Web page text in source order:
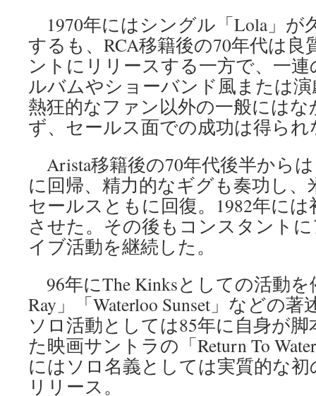
1970年にはシングル「Lola」が
するも、RCA移籍後の70年代は
ントにリリースする一方で、一
ルバムやショーバンド風または
熱狂的なファン以外の一般には
ず、セールス面での成功は得ら
Arista移籍後の70年代後半から
に回帰、精力的なギグも奏功し、
セールスともに回復。1982年に
させた。その後もコンスタント
イブ活動を継続した。
96年にThe Kinksとしての活動
Ray」「Waterloo Sunset」などの
ソロ活動としては85年に自身が
た映画サントラの「Return To
にはソロ名義としては実質的な
リリース。